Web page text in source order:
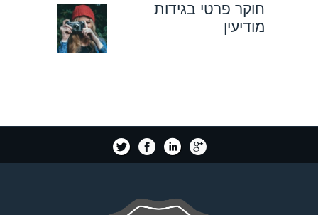
חוקר פרטי בגידות
מודיעין